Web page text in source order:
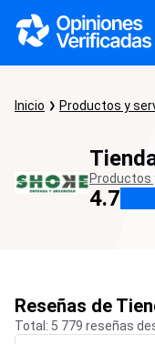
Inicio Productos y
Productos
4.7
Reseñas de
Total: 5 779 reseñas